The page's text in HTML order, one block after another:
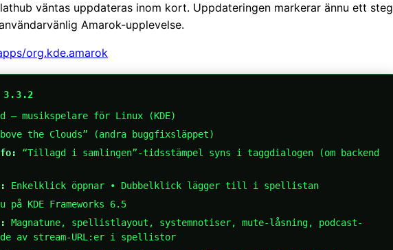
väntas uppdateras inom kort. Uppdateringen markerar ännu ett steg
Amarok-upplevelse.
org.kde.amarok
3.3.2
– musikspelare för Linux (KDE)
the Clouds” (andra buggfixsläppet)
“Tillagd i samlingen”-tidsstämpel syns i taggdialogen (om backend
Enkelklick öppnar • Dubbelklick lägger till i spellistan
på KDE Frameworks 6.5
Magnatune, spellistlayout, systemnotiser, mute-låsning, podcast-
av stream-URL:er i spellistor